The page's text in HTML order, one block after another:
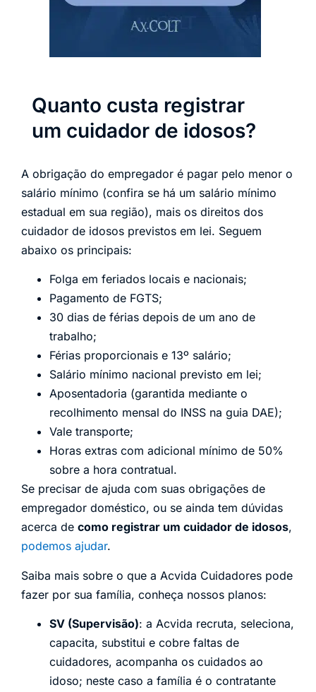
Quanto custa registrar
um cuidador de idosos?
A obrigação do empregador é pagar pelo menor o
salário mínimo (confira se há um salário mínimo
estadual em sua região), mais os direitos dos
cuidador de idosos previstos em lei. Seguem
abaixo os principais:
Folga em feriados locais e nacionais;
Pagamento de FGTS;
30 dias de férias depois de um ano de
trabalho;
Férias proporcionais e 13º salário;
Salário mínimo nacional previsto em lei;
Aposentadoria (garantida mediante o
recolhimento mensal do INSS na guia DAE);
Vale transporte;
Horas extras com adicional mínimo de 50%
sobre a hora contratual.
Se precisar de ajuda com suas obrigações de
empregador doméstico, ou se ainda tem dúvidas
acerca de como registrar um cuidador de idosos,
podemos ajudar.
Saiba mais sobre o que a Acvida Cuidadores pode
fazer por sua família, conheça nossos planos:
SV (Supervisão): a Acvida recruta, seleciona,
capacita, substitui e cobre faltas de
cuidadores, acompanha os cuidados ao
idoso; neste caso a família é o contratante